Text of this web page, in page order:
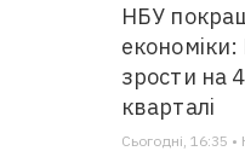
НБУ
зрости на
кварталі
Сьогодні, 16:35 •